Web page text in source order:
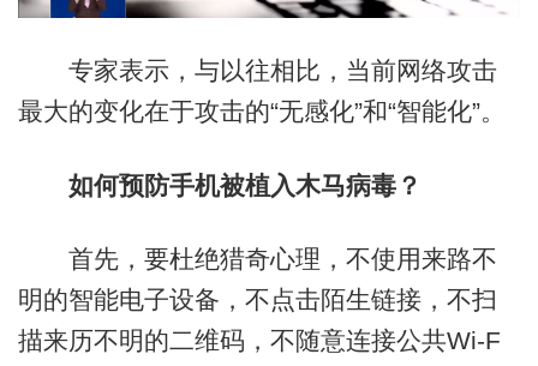
专家表示，与以往相比，当前网络攻击
最大的变化在于攻击的“无感化”和“智能化”。
如何预防手机被植入木马病毒？
首先，要杜绝猎奇心理，不使用来路不
明的智能电子设备，不点击陌生链接，不扫
描来历不明的二维码，不随意连接公共Wi-F